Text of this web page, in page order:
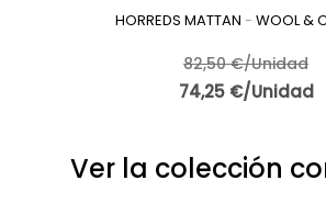
HORREDS MATTAN - WOOL &
82,50 €/Unidad
74,25 €/Unidad
Ver la colección